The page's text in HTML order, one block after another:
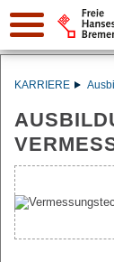
Suche:
KARRIERE